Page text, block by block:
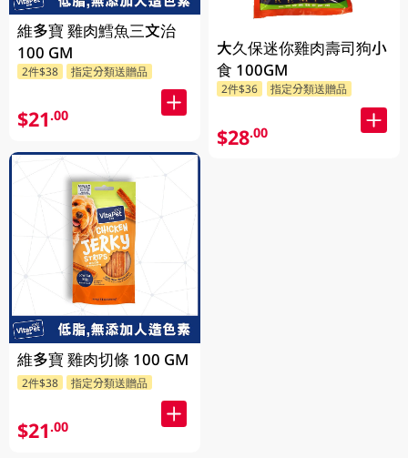
維多寶 雞肉鱈魚三文治
100 GM
2件$38 指定分類送贈品
$21.00
維多寶 雞肉切條 100 GM
2件$38 指定分類送贈品
$21.00
大久保迷你雞肉壽司狗小
食 100GM
2件$36 指定分類送贈品
$28.00